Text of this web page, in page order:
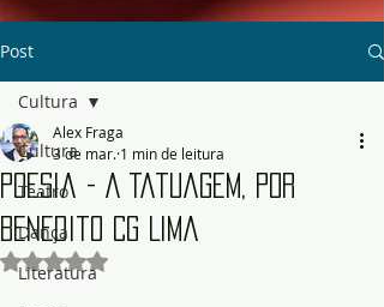
Post
Cultura
Teatro
Dança
Literatura
Cultura
Poesia - A Tatuagem, por
Benedito CG Lima
Alex Fraga
3 de mar. 1 min de leitura
Avaliado com NaN de 5 estrelas.